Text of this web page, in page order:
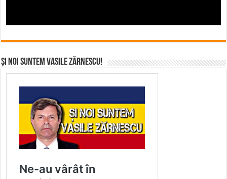
Și noi suntem Vasile Zărnescu!